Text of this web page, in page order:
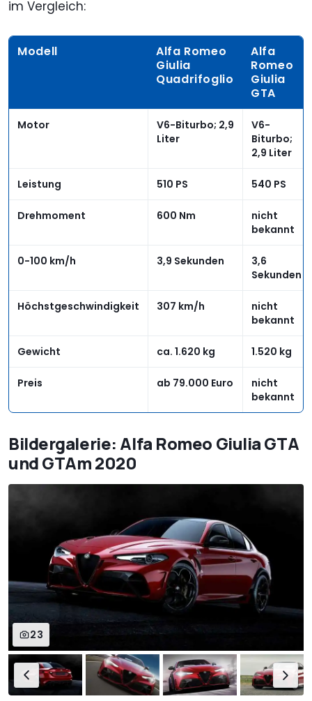
im Vergleich:
Modell
Alfa Romeo
Giulia
Quadrifoglio
Alfa
Romeo
Giulia
GTA
Motor
V6-Biturbo; 2,9
Liter
V6-
Biturbo;
2,9 Liter
Leistung 510 PS 540 PS
Drehmoment 600 Nm
nicht
bekannt
0-100 km/h 3,9 Sekunden
3,6
Sekunden
Höchstgeschwindigkeit 307 km/h
nicht
bekannt
Gewicht ca. 1.620 kg 1.520 kg
Preis ab 79.000 Euro
nicht
bekannt
Bildergalerie: Alfa Romeo Giulia GTA
und GTAm 2020
23